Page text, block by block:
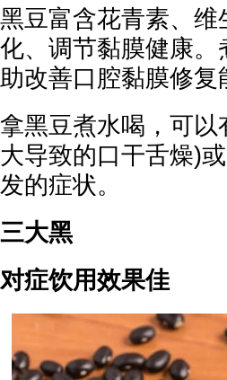
黑豆富含花青素、
化、调节黏膜健康
助改善口腔黏膜修
拿黑豆煮水喝，可
大导致的口干舌燥)
发的症状。
三大黑
对症饮用效果佳